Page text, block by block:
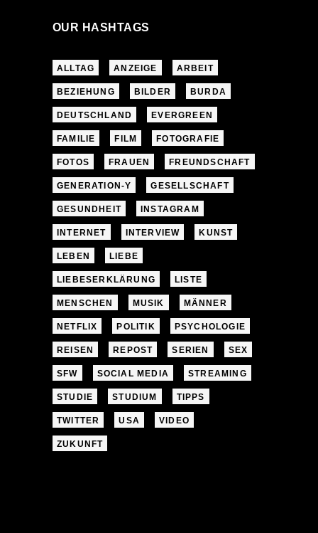
OUR HASHTAGS
ALLTAG ANZEIGE ARBEIT
BEZIEHUNG BILDER BURDA
DEUTSCHLAND EVERGREEN
FAMILIE FILM FOTOGRAFIE
FOTOS FRAUEN FREUNDSCHAFT
GENERATION-Y GESELLSCHAFT
GESUNDHEIT INSTAGRAM
INTERNET INTERVIEW KUNST
LEBEN LIEBE
LIEBESERKLÄRUNG LISTE
MENSCHEN MUSIK MÄNNER
NETFLIX POLITIK PSYCHOLOGIE
REISEN REPOST SERIEN SEX
SFW SOCIAL MEDIA STREAMING
STUDIE STUDIUM TIPPS
TWITTER USA VIDEO
ZUKUNFT